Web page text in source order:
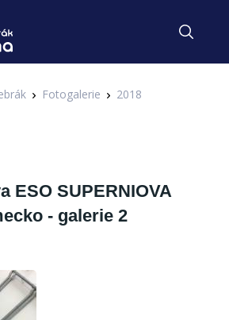
Fotogalerie 2018
ESO SUPERNIOVA
- galerie 2